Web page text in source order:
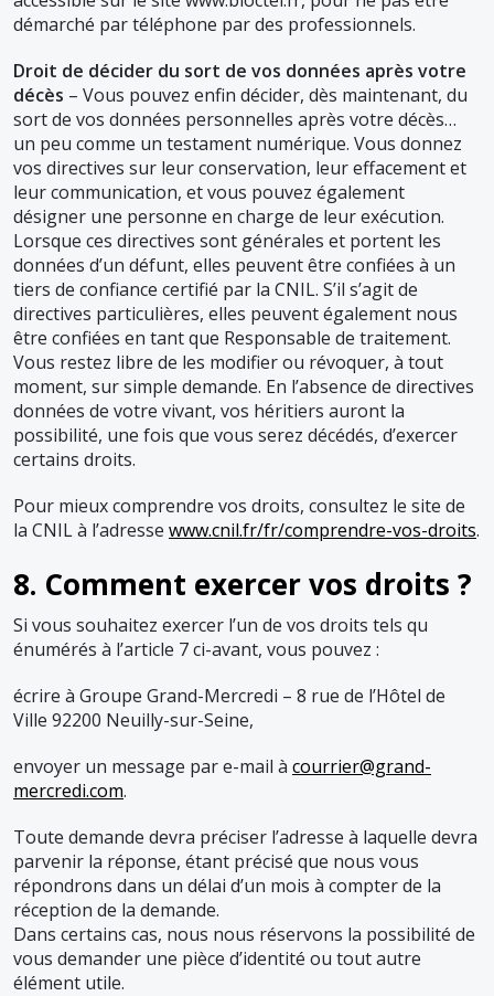
démarché par téléphone par des professionnels.
Droit de décider du sort de vos données après votre
décès – Vous pouvez enfin décider, dès maintenant, du
sort de vos données personnelles après votre décès…
un peu comme un testament numérique. Vous donnez
vos directives sur leur conservation, leur effacement et
leur communication, et vous pouvez également
désigner une personne en charge de leur exécution.
Lorsque ces directives sont générales et portent les
données d’un défunt, elles peuvent être confiées à un
tiers de confiance certifié par la CNIL. S’il s’agit de
directives particulières, elles peuvent également nous
être confiées en tant que Responsable de traitement.
Vous restez libre de les modifier ou révoquer, à tout
moment, sur simple demande. En l’absence de directives
données de votre vivant, vos héritiers auront la
possibilité, une fois que vous serez décédés, d’exercer
certains droits.
Pour mieux comprendre vos droits, consultez le site de
la CNIL à l’adresse www.cnil.fr/fr/comprendre-vos-droits.
8. Comment exercer vos droits ?
Si vous souhaitez exercer l’un de vos droits tels qu
énumérés à l’article 7 ci-avant, vous pouvez :
écrire à Groupe Grand-Mercredi – 8 rue de l’Hôtel de
Ville 92200 Neuilly-sur-Seine,
envoyer un message par e-mail à courrier@grand-
mercredi.com.
Toute demande devra préciser l’adresse à laquelle devra
parvenir la réponse, étant précisé que nous vous
répondrons dans un délai d’un mois à compter de la
réception de la demande.
Dans certains cas, nous nous réservons la possibilité de
vous demander une pièce d’identité ou tout autre
élément utile.